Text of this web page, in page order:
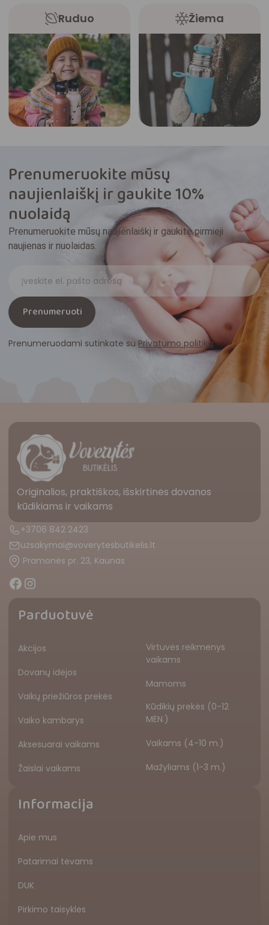
Ruduo Žiema
Prenumeruokite mūsų
naujienlaiškį ir gaukite 10%
nuolaidą
Prenumeruokite mūsų naujienlaiškį ir gaukite pirmieji
naujienas ir nuolaidas.
Prenumeruoti
Prenumeruodami sutinkate su Privatumo politika.
Originalios, praktiškos, išskirtinės dovanos
kūdikiams ir vaikams
+3706 842 2423
uzsakymai@voverytesbutikelis.lt
Pramonės pr. 23, Kaunas
Parduotuvė
Akcijos
Dovanų idėjos
Vaikų priežiūros prekės
Vaiko kambarys
Aksesuarai vaikams
Žaislai vaikams
Virtuvės reikmenys
vaikams
Mamoms
Kūdikių prekės (0-12
MĖN.)
Vaikams (4-10 m.)
Mažyliams (1-3 m.)
Informacija
Apie mus
Patarimai tėvams
DUK
Pirkimo taisyklės